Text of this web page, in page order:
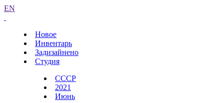
EN
Новое
Инвентарь
Задизайнено
Студия
СССР
2021
Июнь